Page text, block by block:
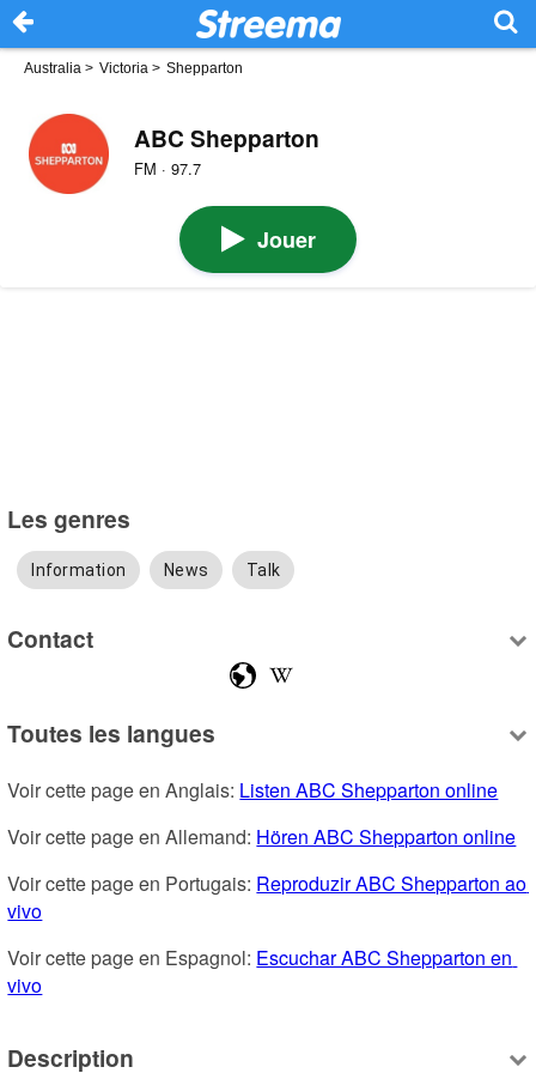
Australia > Victoria > Shepparton
ABC Shepparton
FM · 97.7
Jouer
Les genres
Information News Talk
Contact
Toutes les langues
Voir cette page en Anglais: Listen ABC Shepparton online
Voir cette page en Allemand: Hören ABC Shepparton online
Voir cette page en Portugais: Reproduzir ABC Shepparton ao
vivo
Voir cette page en Espagnol: Escuchar ABC Shepparton en
vivo
Description